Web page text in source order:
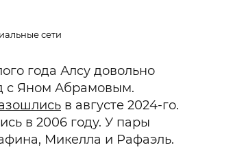
сети
года Алсу довольно
с Яном Абрамовым.
в августе 2024-го.
в 2006 году. У пары
Микелла и Рафаэль.